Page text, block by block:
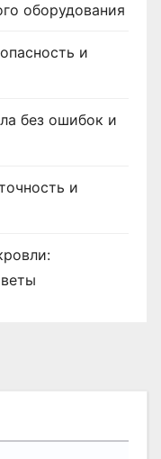
оборудования
и
без ошибок и
и